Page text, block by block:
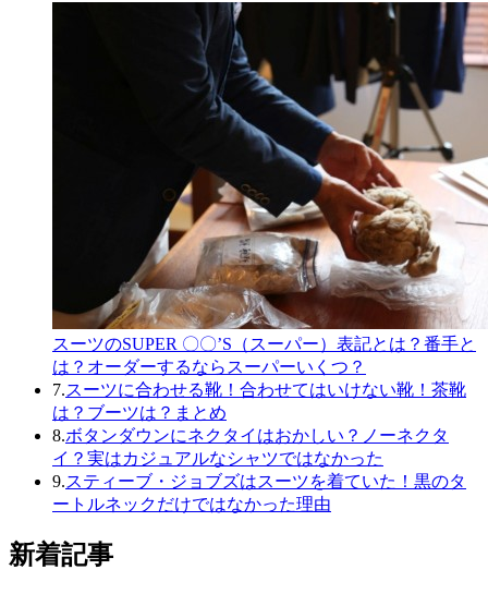
スーツのSUPER 〇〇’S（スーパー）表記とは？番手と
は？オーダーするならスーパーいくつ？
7.スーツに合わせる靴！合わせてはいけない靴！茶靴
は？ブーツは？まとめ
8.ボタンダウンにネクタイはおかしい？ノーネクタ
イ？実はカジュアルなシャツではなかった
9.スティーブ・ジョブズはスーツを着ていた！黒のタ
ートルネックだけではなかった理由
新着記事